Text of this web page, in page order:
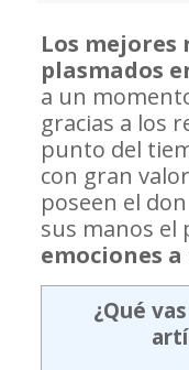
Los mejores
plasmados
a un
gracias a los
punto del
con gran
poseen el
sus manos el
emociones
¿Qué